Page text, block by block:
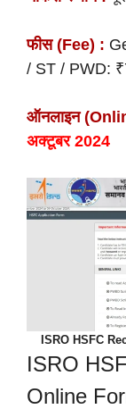
फीस (Fee) :
/ ST / PWD:
ऑनलाइन
अक्टूबर 2024
ISRO HSFC
ISRO
Online